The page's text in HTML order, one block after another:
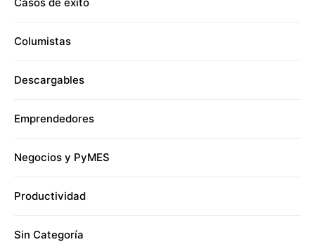
Columistas
Descargables
Emprendedores
Negocios y PyMES
Productividad
Sin Categoría